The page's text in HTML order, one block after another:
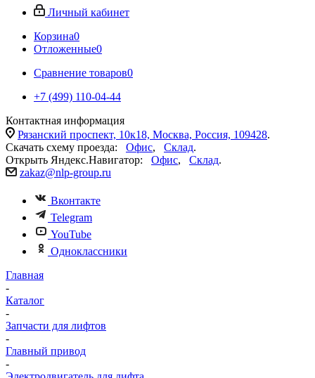
Личный кабинет
Корзина0
Отложенные0
Сравнение товаров0
+7 (499) 110-04-44
Контактная информация
Рязанский проспект, 10к18, Москва, Россия, 109428.
Скачать схему проезда: Офис, Склад.
Открыть Яндекс.Навигатор: Офис, Склад.
zakaz@nlp-group.ru
Вконтакте
Telegram
YouTube
Одноклассники
Главная
-
Каталог
-
Запчасти для лифтов
-
Главный привод
-